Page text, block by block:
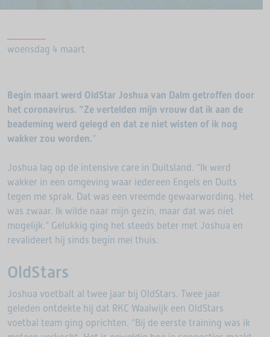
woensdag 4 maart
Begin maart werd OldStar Joshua van Dalm getroffen door
het coronavirus. “Ze vertelden mijn vrouw dat ik aan de
beademing werd gelegd en dat ze niet wisten of ik nog
wakker zou worden.“
Joshua lag op de intensive care in Duitsland. “Ik werd
wakker in een omgeving waar iedereen Engels en Duits
tegen me sprak. Dat was een vreemde gewaarwording. Het
was zwaar. Ik wilde naar mijn gezin, maar dat was niet
mogelijk.” Gelukkig ging het steeds beter met Joshua en
revalideert hij sinds begin mei thuis.
OldStars
Joshua voetbalt al twee jaar bij OldStars. Twee jaar
geleden ontdekte hij dat RKC Waalwijk een OldStars
voetbal team ging oprichten. “Bij de eerste training was ik